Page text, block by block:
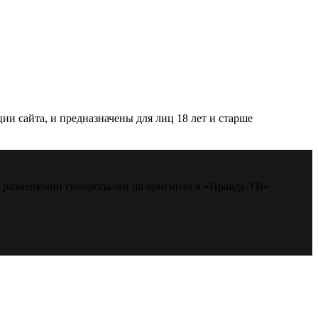
сайта, и предназначены для лиц 18 лет и старше
гиперссылки на оригинал в «Правда-ТВ»